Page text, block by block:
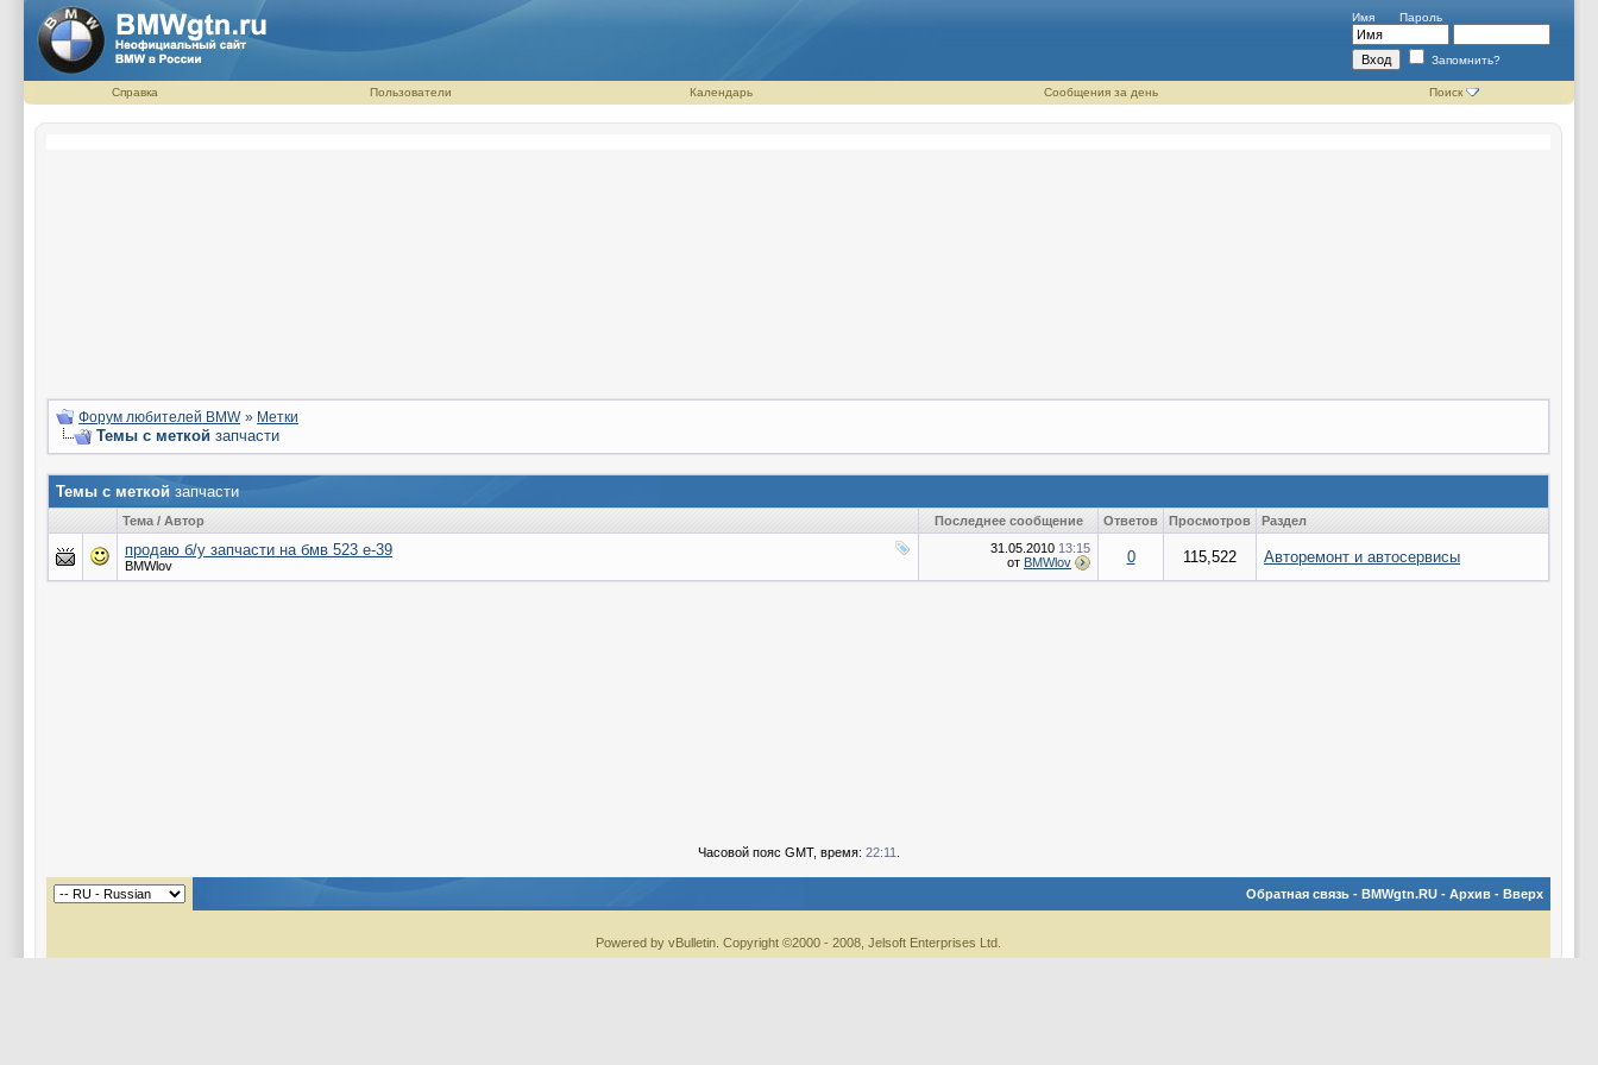
Имя Пароль
Запомнить?
Справка Пользователи Календарь Сообщения за день Поиск
Форум любителей BMW » Метки
Темы с меткой запчасти
Темы с меткой запчасти
Тема / Автор Последнее сообщение Ответов Просмотров Раздел
продаю б/у запчасти на бмв 523 е-39
BMWlov
31.05.2010 13:15
от BMWlov 0 115,522 Авторемонт и автосервисы
Часовой пояс GMT, время: 22:11
Обратная связь - BMWgtn.RU - Архив - Вверх
Powered by vBulletin. Copyright ©2000 - 2008, Jelsoft Enterprises Ltd.